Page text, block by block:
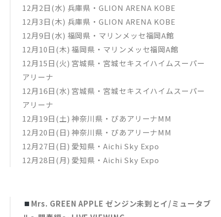
大ヒット御礼舞台挨拶
DIRECTORS CROSS INTERVIEW
STAFF CROSS INTERVIEW
＜特報・予告＞
特報1
特報2
予告2
公開後予告
▼チェーン別オリジナル特典
初回限定盤【2Blu-ray + GOODS】/【4DVD + GOODS】
MGA MAGICAL 10 YEARS COMPLETE FILM BOX “FJORD” & “T
HE ORIGIN”
・UNIVERSAL MUSIC STORE／Mrs. GREEN APPLE OFFICIAL
STORE：タペストリー2種セット
・タワーレコード：クリアポーチ2種セット
・楽天ブックス：スマホショルダー2種セット
・セブンネットショッピング：サコッシュ2種セット
12月2日(水) 兵庫県・GLION ARENA KOBE
12月3日(木) 兵庫県・GLION ARENA KOBE
12月9日(水) 福岡県・マリンメッセ福岡A館
12月10日(木) 福岡県・マリンメッセ福岡A館
12月15日(火) 宮城県・宮城セキスイハイムスーパー
アリーナ
12月16日(水) 宮城県・宮城セキスイハイムスーパー
アリーナ
12月19日(土) 神奈川県・ぴあアリーナMM
12月20日(日) 神奈川県・ぴあアリーナMM
12月27日(日) 愛知県・Aichi Sky Expo
12月28日(月) 愛知県・Aichi Sky Expo
Mrs. GREEN APPLE ゼンジン未到とイ/ミュータブ